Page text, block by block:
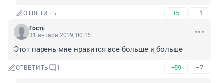
ОТВЕТИТЬ +5 –1
Гость
31 января 2019, 00:16
Этот парень мне нравится все больше и больше
ОТВЕТИТЬ 1 +59 –7